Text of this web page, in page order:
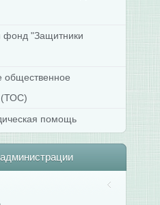
фонд "Защитники
общественное
(ТОС)
помощь
администрации